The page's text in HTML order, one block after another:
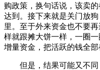
购政策，换句话说，该卖
达到。接下来就是关门放
里。至于外来资金也不要
样就跟摊大饼一样，一圈
增量资金，把活跃的钱全部
但是，结果可能又不